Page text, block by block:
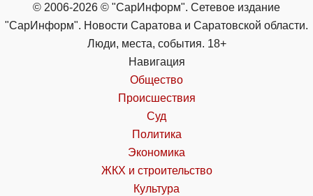
© 2006-2026 © "СарИнформ". Сетевое издание
"СарИнформ". Новости Саратова и Саратовской области.
Люди, места, события. 18+
Навигация
Общество
Происшествия
Суд
Политика
Экономика
ЖКХ и строительство
Культура